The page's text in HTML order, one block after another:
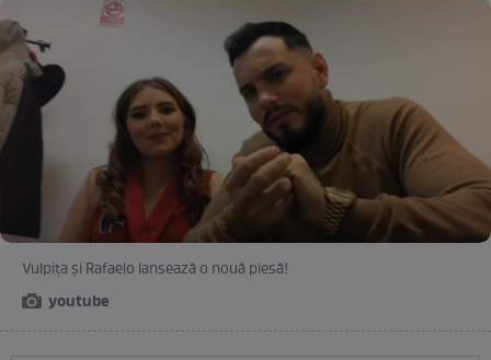
Vulpița și Rafaelo lansează o nouă piesă!
youtube